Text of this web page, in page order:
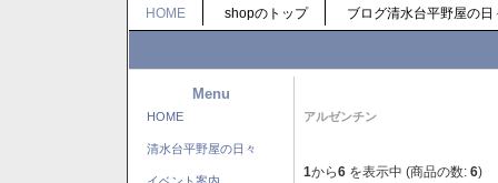
HOME shopのトップ ブログ清水台平野屋の日
Menu
HOME
清水台平野屋の日々
アルゼンチン
1から6 を表示中 (商品の数: 6)